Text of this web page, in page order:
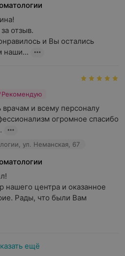
отзыв.
и Вы остались
наши...
Рекомендую
и всему персоналу
огромное спасибо
ул. Неманская, 67
нашего центра и оказанное
Рады, что были Вам
ещё